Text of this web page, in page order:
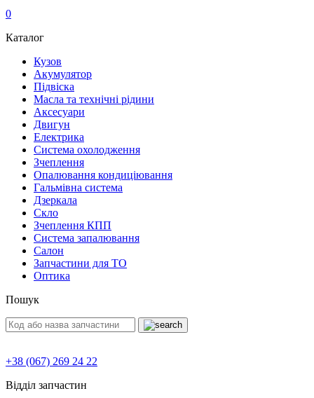
0
Каталог
Кузов
Акумулятор
Підвіска
Масла та технічні рідини
Аксесуари
Двигун
Електрика
Система охолодження
Зчеплення
Опалювання кондиціювання
Гальмівна система
Дзеркала
Скло
Зчеплення КПП
Система запалювання
Салон
Запчастини для ТО
Оптика
Пошук
+38 (067) 269 24 22
Відділ запчастин